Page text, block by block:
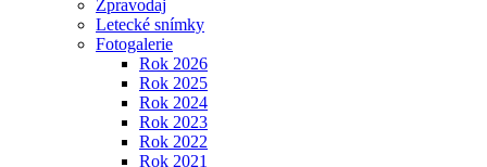
Zpravodaj
Letecké snímky
Fotogalerie
Rok 2026
Rok 2025
Rok 2024
Rok 2023
Rok 2022
Rok 2021